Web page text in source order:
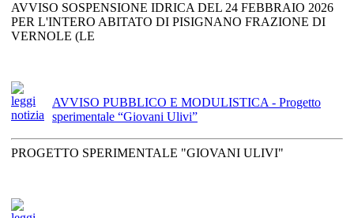
AVVISO SOSPENSIONE IDRICA DEL 24 FEBBRAIO 2026
PER L'INTERO ABITATO DI PISIGNANO FRAZIONE DI
VERNOLE (LE
AVVISO PUBBLICO E MODULISTICA - Progetto
sperimentale “Giovani Ulivi”
PROGETTO SPERIMENTALE "GIOVANI ULIVI"